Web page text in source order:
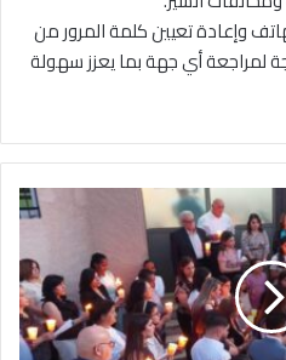
وإعادة تعيين كلمة المرور من
لمراجعة أي جهة بما يعزز سهولة